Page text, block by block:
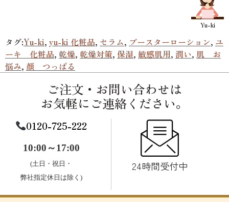
タグ:Yu-ki, yu-ki 化粧品, セラム, ブースターローション, ユ
ーキ 化粧品, 乾燥, 乾燥対策, 保湿, 敏感肌用, 潤い, 肌 お
悩み, 顏 つっぱる
ご注文・お問い合わせは
お気軽にご連絡ください。
0120-725-222
10:00～17:00
(土日・祝日・
弊社指定休日は除く)
24時間受付中